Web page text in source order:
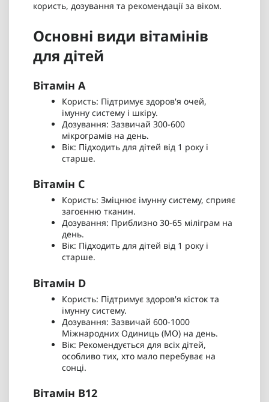
користь, дозування та рекомендації за віком.
Основні види вітамінів
для дітей
Вітамін A
Користь: Підтримує здоров'я очей,
імунну систему і шкіру.
Дозування: Зазвичай 300-600
мікрограмів на день.
Вік: Підходить для дітей від 1 року і
старше.
Вітамін C
Користь: Зміцнює імунну систему, сприяє
загоєнню тканин.
Дозування: Приблизно 30-65 міліграм на
день.
Вік: Підходить для дітей від 1 року і
старше.
Вітамін D
Користь: Підтримує здоров'я кісток та
імунну систему.
Дозування: Зазвичай 600-1000
Міжнародних Одиниць (МО) на день.
Вік: Рекомендується для всіх дітей,
особливо тих, хто мало перебуває на
сонці.
Вітамін B12